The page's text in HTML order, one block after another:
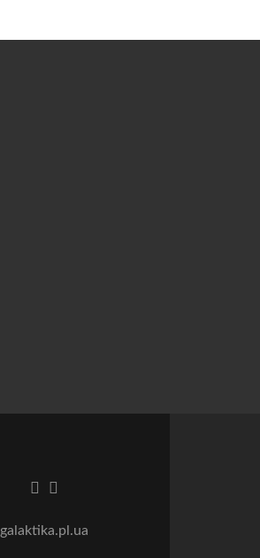
Посилання Facebook
Посилання Instagram
galaktika.pl.ua